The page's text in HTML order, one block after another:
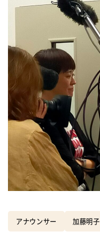
アナウンサー 加藤明子